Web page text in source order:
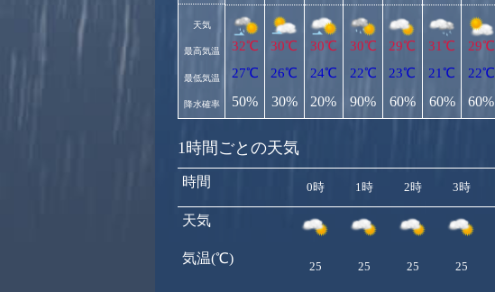
天気
最高気温
最低気温
降水確率
32℃
27℃
50%
30℃
26℃
30%
30℃
24℃
20%
30℃
22℃
90%
29℃
23℃
60%
31℃
21℃
60%
29℃
22℃
60%
1時間ごとの天気
時間
天気
気温(℃)
0時 1時 2時 3時
25 25 25 25